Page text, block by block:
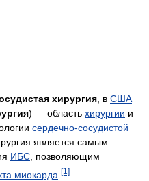
хирургия , в США
) — область хирургии и
сердечно-сосудистой
является самым
ИБС , позволяющим
миокарда [1]